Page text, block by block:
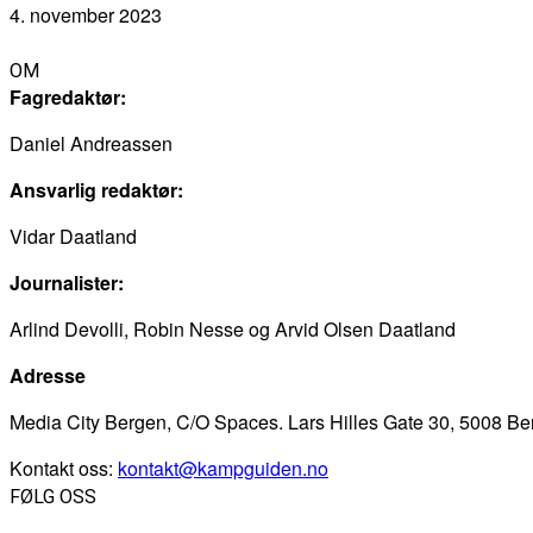
4. november 2023
OM
Fagredaktør:
Daniel Andreassen
Ansvarlig redaktør:
Vidar Daatland
Journalister:
Arlind Devolli, Robin Nesse og Arvid Olsen Daatland
Adresse
Media City Bergen, C/O Spaces. Lars Hilles Gate 30, 5008
Kontakt oss: kontakt@kampguiden.no
FØLG OSS